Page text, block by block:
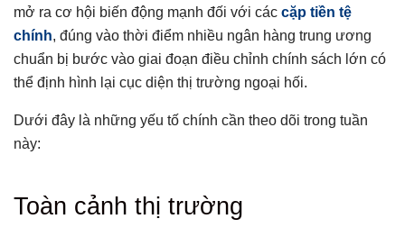
mở ra cơ hội biến động mạnh đối với các cặp tiền tệ
chính, đúng vào thời điểm nhiều ngân hàng trung ương
chuẩn bị bước vào giai đoạn điều chỉnh chính sách lớn có
thể định hình lại cục diện thị trường ngoại hối.
Dưới đây là những yếu tố chính cần theo dõi trong tuần
này:
Toàn cảnh thị trường
Toàn cảnh thị trường